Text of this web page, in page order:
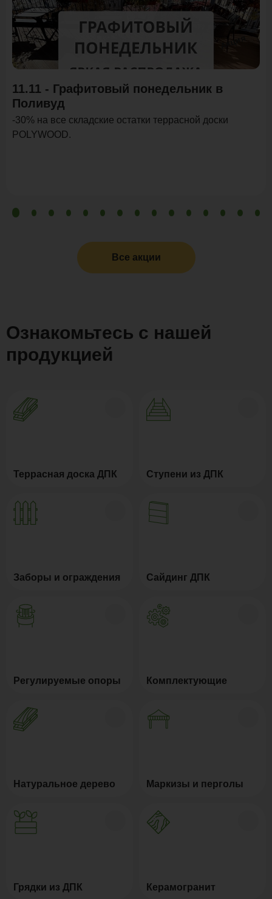
Акция
11.11 - Графитовый понедельник в
Поливуд
-30% на все складские остатки террасной доски
POLYWOOD.
Все акции
Ознакомьтесь с нашей
продукцией
Террасная доска ДПК Ступени из ДПК
Заборы и ограждения Сайдинг ДПК
Регулируемые опоры Комплектующие
Натуральное дерево Маркизы и перголы
Грядки из ДПК Керамогранит